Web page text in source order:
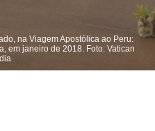
na Viagem Apostólica ao Peru:
em janeiro de 2018. Foto: Vatican